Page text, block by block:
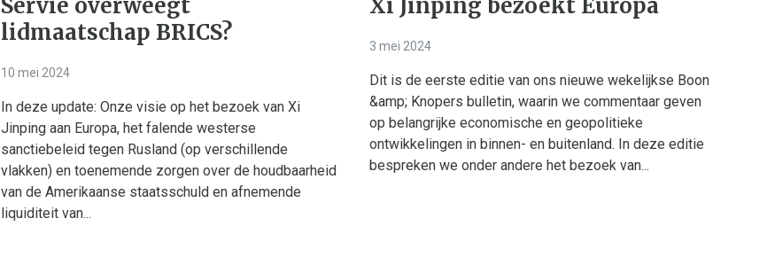
Servië overweegt
lidmaatschap BRICS?
10 mei 2024
In deze update: Onze visie op het bezoek van Xi
Jinping aan Europa, het falende westerse
sanctiebeleid tegen Rusland (op verschillende
vlakken) en toenemende zorgen over de houdbaarheid
van de Amerikaanse staatsschuld en afnemende
liquiditeit van...
Xi Jinping bezoekt Europa
3 mei 2024
Dit is de eerste editie van ons nieuwe wekelijkse Boon
&amp; Knopers bulletin, waarin we commentaar geven
op belangrijke economische en geopolitieke
ontwikkelingen in binnen- en buitenland. In deze editie
bespreken we onder andere het bezoek van...